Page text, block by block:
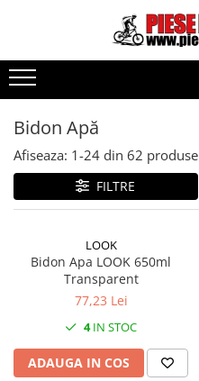
Toate Produsele
Biciclete
Biciclete fara pedale
City
Copii
Cursiere
Pliabile
Triciclete
Bidon Apă
Afiseaza: 1-24 din 62 produse
FILTRE
LOOK
Bidon Apa LOOK 650ml
Transparent
77,23 Lei
4IN STOC
ADAUGA IN COS